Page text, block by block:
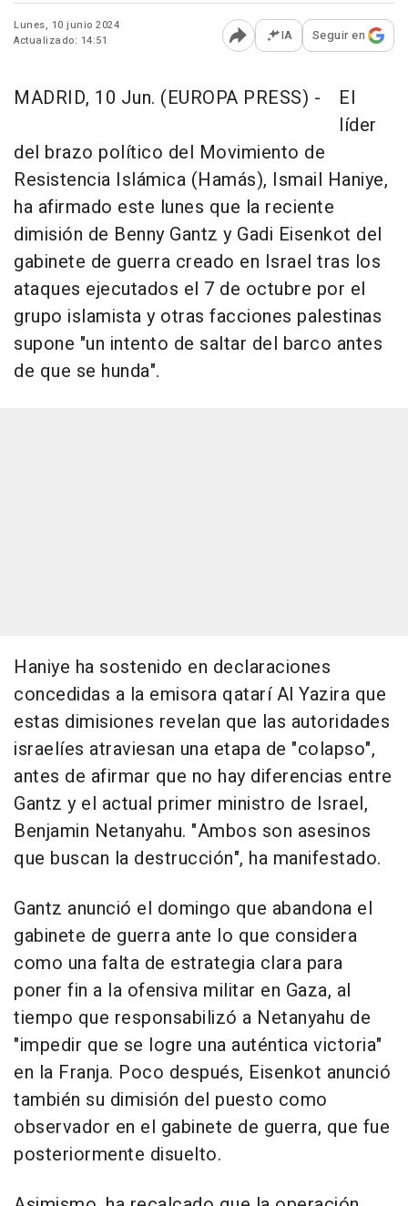
Lunes, 10 junio 2024
Actualizado: 14:51
Abrir opciones para
IA Seguir en
MADRID, 10 Jun. (EUROPA PRESS) -
El
líder
del brazo político del Movimiento de
Resistencia Islámica (Hamás), Ismail Haniye,
ha afirmado este lunes que la reciente
dimisión de Benny Gantz y Gadi Eisenkot del
gabinete de guerra creado en Israel tras los
ataques ejecutados el 7 de octubre por el
grupo islamista y otras facciones palestinas
supone "un intento de saltar del barco antes
de que se hunda".
Haniye ha sostenido en declaraciones
concedidas a la emisora qatarí Al Yazira que
estas dimisiones revelan que las autoridades
israelíes atraviesan una etapa de "colapso",
antes de afirmar que no hay diferencias entre
Gantz y el actual primer ministro de Israel,
Benjamin Netanyahu. "Ambos son asesinos
que buscan la destrucción", ha manifestado.
Gantz anunció el domingo que abandona el
gabinete de guerra ante lo que considera
como una falta de estrategia clara para
poner fin a la ofensiva militar en Gaza, al
tiempo que responsabilizó a Netanyahu de
"impedir que se logre una auténtica victoria"
en la Franja. Poco después, Eisenkot anunció
también su dimisión del puesto como
observador en el gabinete de guerra, que fue
posteriormente disuelto.